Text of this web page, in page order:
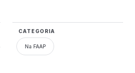
CATEGORIA
Na FAAP